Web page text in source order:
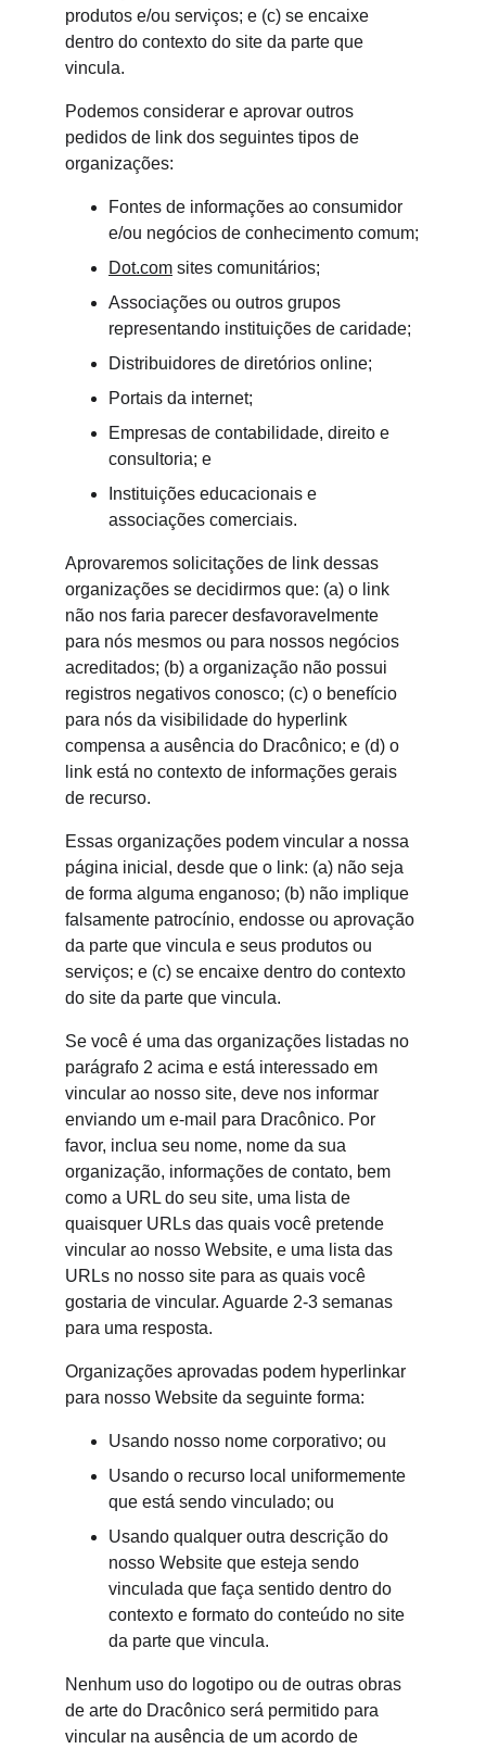
produtos e/ou serviços; e (c) se encaixe
dentro do contexto do site da parte que
vincula.
Podemos considerar e aprovar outros
pedidos de link dos seguintes tipos de
organizações:
Fontes de informações ao consumidor
e/ou negócios de conhecimento comum;
Dot.com sites comunitários;
Associações ou outros grupos
representando instituições de caridade;
Distribuidores de diretórios online;
Portais da internet;
Empresas de contabilidade, direito e
consultoria; e
Instituições educacionais e
associações comerciais.
Aprovaremos solicitações de link dessas
organizações se decidirmos que: (a) o link
não nos faria parecer desfavoravelmente
para nós mesmos ou para nossos negócios
acreditados; (b) a organização não possui
registros negativos conosco; (c) o benefício
para nós da visibilidade do hyperlink
compensa a ausência do Dracônico; e (d) o
link está no contexto de informações gerais
de recurso.
Essas organizações podem vincular a nossa
página inicial, desde que o link: (a) não seja
de forma alguma enganoso; (b) não implique
falsamente patrocínio, endosse ou aprovação
da parte que vincula e seus produtos ou
serviços; e (c) se encaixe dentro do contexto
do site da parte que vincula.
Se você é uma das organizações listadas no
parágrafo 2 acima e está interessado em
vincular ao nosso site, deve nos informar
enviando um e-mail para Dracônico. Por
favor, inclua seu nome, nome da sua
organização, informações de contato, bem
como a URL do seu site, uma lista de
quaisquer URLs das quais você pretende
vincular ao nosso Website, e uma lista das
URLs no nosso site para as quais você
gostaria de vincular. Aguarde 2-3 semanas
para uma resposta.
Organizações aprovadas podem hyperlinkar
para nosso Website da seguinte forma:
Usando nosso nome corporativo; ou
Usando o recurso local uniformemente
que está sendo vinculado; ou
Usando qualquer outra descrição do
nosso Website que esteja sendo
vinculada que faça sentido dentro do
contexto e formato do conteúdo no site
da parte que vincula.
Nenhum uso do logotipo ou de outras obras
de arte do Dracônico será permitido para
vincular na ausência de um acordo de